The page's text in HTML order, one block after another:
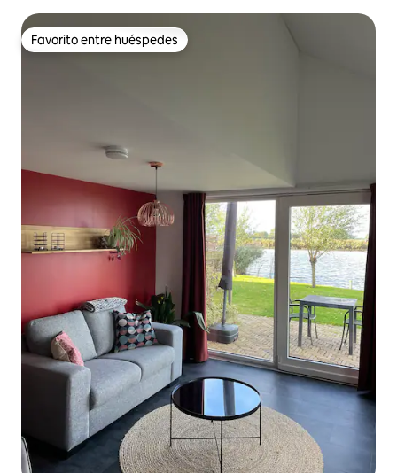
Favorito entre huéspedes
Favorito entre huéspedes